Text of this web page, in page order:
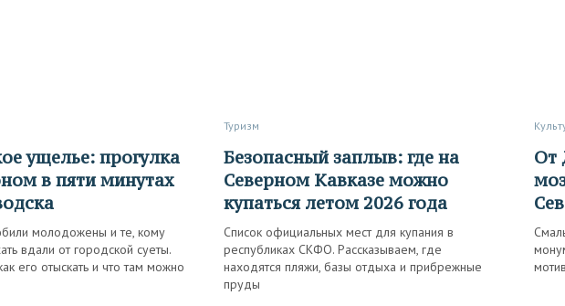
в пяти минутах
молодожены и те, кому
вдали от городской суеты.
его отыскать и что там можно
Туризм
Безопасный заплыв: где на
Северном Кавказе можно
купаться летом 2026 года
Список официальных мест для купания в
республиках СКФО. Рассказываем, где
находятся пляжи, базы отдыха и прибрежные
пруды
От ДК до остановок: